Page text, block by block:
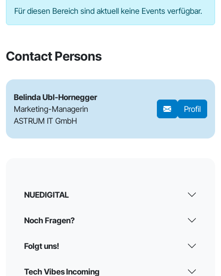
Für diesen Bereich sind aktuell keine Events verfügbar.
Contact Persons
Belinda Ubl-Hornegger
Marketing-Managerin
ASTRUM IT GmbH
Profil
NUEDIGITAL
Noch Fragen?
Folgt uns!
Tech Vibes Incoming